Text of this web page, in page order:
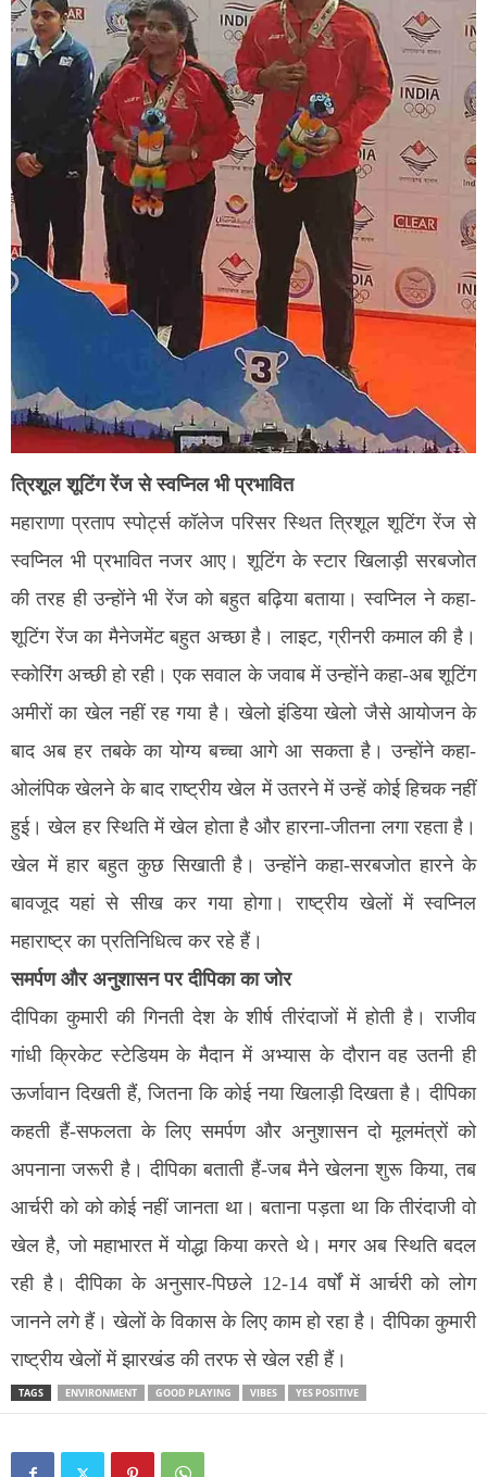
त्रिशूल शूटिंग रेंज से स्वप्निल भी प्रभावित
महाराणा प्रताप स्पोर्ट्स कॉलेज परिसर स्थित त्रिशूल शूटिंग रेंज से
स्वप्निल भी प्रभावित नजर आए। शूटिंग के स्टार खिलाड़ी सरबजोत
की तरह ही उन्होंने भी रेंज को बहुत बढ़िया बताया। स्वप्निल ने कहा-
शूटिंग रेंज का मैनेजमेंट बहुत अच्छा है। लाइट, ग्रीनरी कमाल की है।
स्कोरिंग अच्छी हो रही। एक सवाल के जवाब में उन्होंने कहा-अब शूटिंग
अमीरों का खेल नहीं रह गया है। खेलो इंडिया खेलो जैसे आयोजन के
बाद अब हर तबके का योग्य बच्चा आगे आ सकता है। उन्होंने कहा-
ओलंपिक खेलने के बाद राष्ट्रीय खेल में उतरने में उन्हें कोई हिचक नहीं
हुई। खेल हर स्थिति में खेल होता है और हारना-जीतना लगा रहता है।
खेल में हार बहुत कुछ सिखाती है। उन्होंने कहा-सरबजोत हारने के
बावजूद यहां से सीख कर गया होगा। राष्ट्रीय खेलों में स्वप्निल
महाराष्ट्र का प्रतिनिधित्व कर रहे हैं।
समर्पण और अनुशासन पर दीपिका का जोर
दीपिका कुमारी की गिनती देश के शीर्ष तीरंदाजों में होती है। राजीव
गांधी क्रिकेट स्टेडियम के मैदान में अभ्यास के दौरान वह उतनी ही
ऊर्जावान दिखती हैं, जितना कि कोई नया खिलाड़ी दिखता है। दीपिका
कहती हैं-सफलता के लिए समर्पण और अनुशासन दो मूलमंत्रों को
अपनाना जरूरी है। दीपिका बताती हैं-जब मैने खेलना शुरू किया, तब
आर्चरी को को कोई नहीं जानता था। बताना पड़ता था कि तीरंदाजी वो
खेल है, जो महाभारत में योद्धा किया करते थे। मगर अब स्थिति बदल
रही है। दीपिका के अनुसार-पिछले 12-14 वर्षों में आर्चरी को लोग
जानने लगे हैं। खेलों के विकास के लिए काम हो रहा है। दीपिका कुमारी
राष्ट्रीय खेलों में झारखंड की तरफ से खेल रही हैं।
TAGS ENVIRONMENT GOOD PLAYING VIBES YES POSITIVE